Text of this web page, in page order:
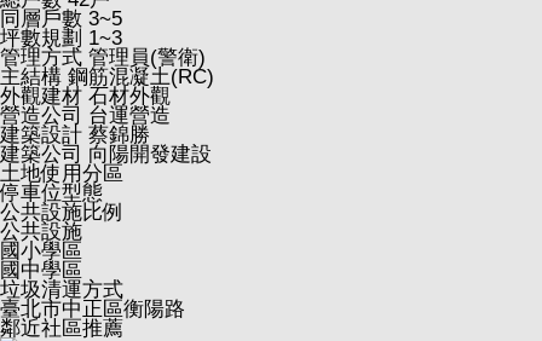
同層戶數 3~5
坪數規劃 1~3
管理方式 管理員(警衛)
主結構 鋼筋混凝土(RC)
外觀建材 石材外觀
營造公司 台運營造
建築設計 蔡錦勝
建築公司 向陽開發建設
土地使用分區
停車位型態
公共設施比例
公共設施
國小學區
國中學區
垃圾清運方式
臺北市中正區衡陽路
鄰近社區推薦